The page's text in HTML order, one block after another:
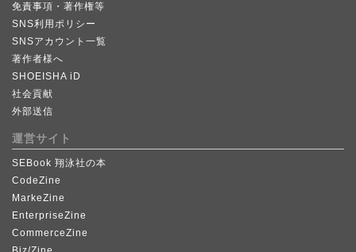
免責事項・著作権等
SNS利用ポリシー
SNSアカウント一覧
著作者様へ
SHOEISHA iD
社会貢献
外部送信
運営サイト
SEBook 翔泳社の本
CodeZine
MarkeZine
EnterpriseZine
CommerceZine